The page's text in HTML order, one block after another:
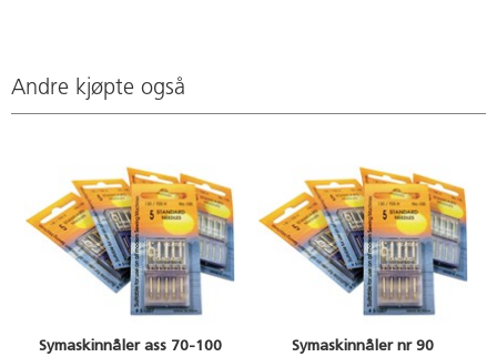
Andre kjøpte også
Symaskinnåler ass 70-100 Symaskinnåler nr 90